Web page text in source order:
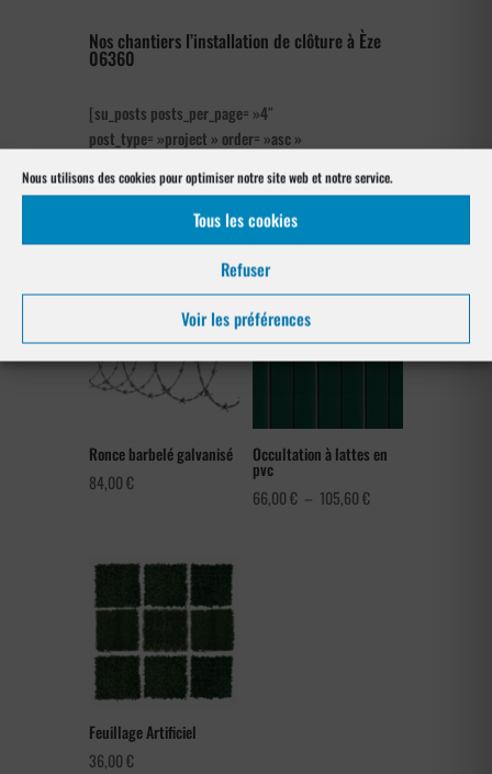
Nous utilisons des cookies pour optimiser notre site web et notre service.
Tous les cookies
Refuser
Voir les préférences
Nos chantiers l’installation de clôture à Èze
06360
[su_posts posts_per_page= »4″
post_type= »project » order= »asc »
Nos références posés
Ronce barbelé galvanisé
84,00€
Occultation à lattes en
pvc
66,00€ – 105,60€Plage
Feuillage Artificiel
36,00€